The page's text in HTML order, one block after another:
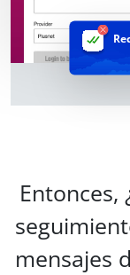
Entonces,
mensajes